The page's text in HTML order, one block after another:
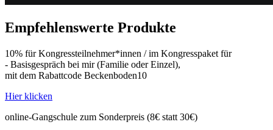
Empfehlenswerte Produkte
10% für Kongressteilnehmer*innen / im Kongresspaket für
- Basisgespräch bei mir (Familie oder Einzel),
mit dem Rabattcode Beckenboden10
Hier klicken
online-Gangschule zum Sonderpreis (8€ statt 30€)